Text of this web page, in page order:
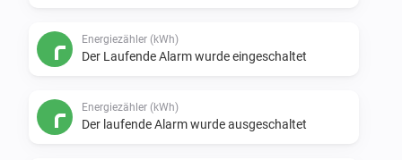
Energiezähler (kWh)
Der Laufende Alarm wurde eingeschaltet
Energiezähler (kWh)
Der laufende Alarm wurde ausgeschaltet